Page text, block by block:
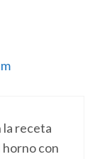
la receta
con